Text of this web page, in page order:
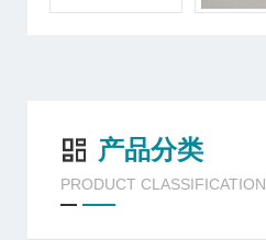
产品分类
PRODUCT CLASSIFICATION